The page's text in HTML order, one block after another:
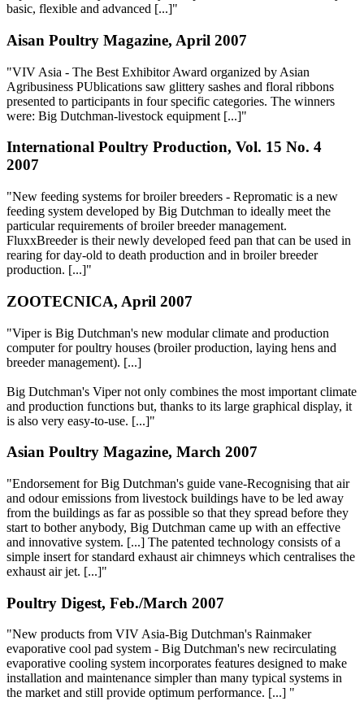
basic, flexible and advanced [...]"
Aisan Poultry Magazine, April 2007
"VIV Asia - The Best Exhibitor Award organized by Asian
Agribusiness PUblications saw glittery sashes and floral ribbons
presented to participants in four specific categories. The winners
were: Big Dutchman-livestock equipment [...]"
International Poultry Production, Vol. 15 No. 4
2007
"New feeding systems for broiler breeders - Repromatic is a new
feeding system developed by Big Dutchman to ideally meet the
particular requirements of broiler breeder management.
FluxxBreeder is their newly developed feed pan that can be used in
rearing for day-old to death production and in broiler breeder
production. [...]"
ZOOTECNICA, April 2007
"Viper is Big Dutchman's new modular climate and production
computer for poultry houses (broiler production, laying hens and
breeder management). [...]
Big Dutchman's Viper not only combines the most important climate
and production functions but, thanks to its large graphical display, it
is also very easy-to-use. [...]"
Asian Poultry Magazine, March 2007
"Endorsement for Big Dutchman's guide vane-Recognising that air
and odour emissions from livestock buildings have to be led away
from the buildings as far as possible so that they spread before they
start to bother anybody, Big Dutchman came up with an effective
and innovative system. [...] The patented technology consists of a
simple insert for standard exhaust air chimneys which centralises the
exhaust air jet. [...]"
Poultry Digest, Feb./March 2007
"New products from VIV Asia-Big Dutchman's Rainmaker
evaporative cool pad system - Big Dutchman's new recirculating
evaporative cooling system incorporates features designed to make
installation and maintenance simpler than many typical systems in
the market and still provide optimum performance. [...] "